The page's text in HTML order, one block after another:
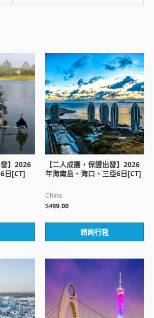
發】2026
日[CT]
【二人成團，保證出發】2026
年海南島、海口、三亞6日[CT]
China
$499.00
評
滿
諮詢行程